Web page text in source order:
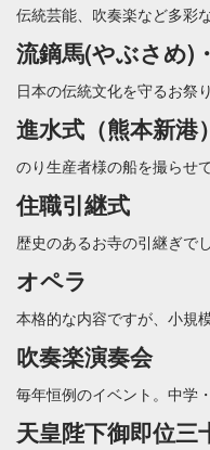
伝統芸能、吹奏楽など多彩
流鏑馬(やぶさめ)
日本の伝統文化を守るお祭
進水式（熊本新港
のり生産者様の船を撮らせ
住職引継式
歴史のあるお寺の引継ぎで
オペラ
本格的な内容ですが、小規
吹奏楽演奏会
毎年恒例のイベント。中学
天皇陛下御即位